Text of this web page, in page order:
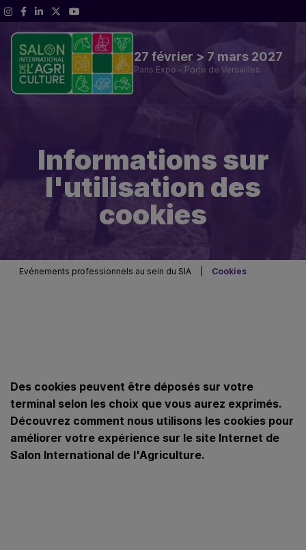
27 février > 7 mars 2027
Paris Expo - Porte de Versailles
SIA'PRO
Informations sur
l'utilisation des
cookies
Evénements professionnels au sein du SIA Cookies
Des cookies peuvent être déposés sur votre
terminal selon les choix que vous aurez exprimés.
Découvrez comment nous utilisons les cookies pour
améliorer votre expérience sur le site Internet de
Salon International de l'Agriculture.